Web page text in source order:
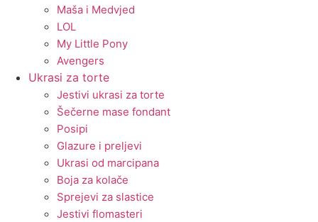
Maša i Medvjed
LOL
My Little Pony
Avengers
Ukrasi za torte
Jestivi ukrasi za torte
Šečerne mase fondant
Posipi
Glazure i preljevi
Ukrasi od marcipana
Boja za kolače
Sprejevi za slastice
Jestivi flomasteri